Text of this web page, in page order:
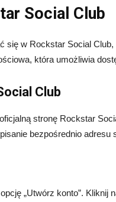
Social Club
się w Rockstar Social
która umożliwia
Club
stronę Rockstar
bezpośrednio adresu
„Utwórz konto”. Kliknij